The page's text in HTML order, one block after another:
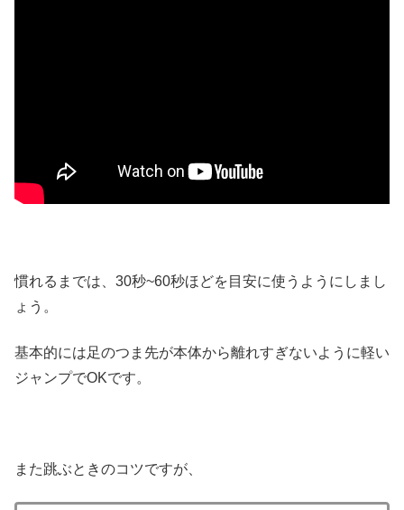
慣れるまでは、30秒~60秒ほどを目安に使うようにしまし
ょう。
基本的には足のつま先が本体から離れすぎないように軽い
ジャンプでOKです。
また跳ぶときのコツですが、